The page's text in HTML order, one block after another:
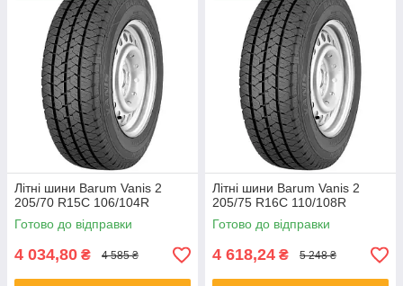
Літні шини Barum Vanis 2
205/70 R15C 106/104R
Готово до відправки
4 034,80 ₴ 4 585 ₴
Літні шини Barum Vanis 2
205/75 R16C 110/108R
Готово до відправки
4 618,24 ₴ 5 248 ₴